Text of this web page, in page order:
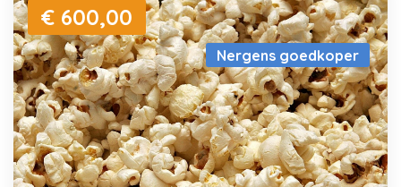
Nergens goedkoper
€ 600,00